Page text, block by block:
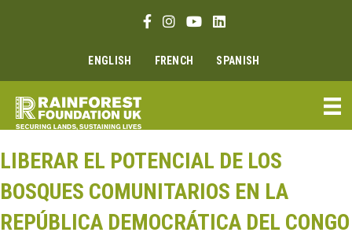
Enlace Facebook
Enlace Instagram
Enlace Youtube
Linkedin link
ENGLISH FRENCH SPANISH
LIBERAR EL POTENCIAL DE LOS
BOSQUES COMUNITARIOS EN LA
REPÚBLICA DEMOCRÁTICA DEL CONGO